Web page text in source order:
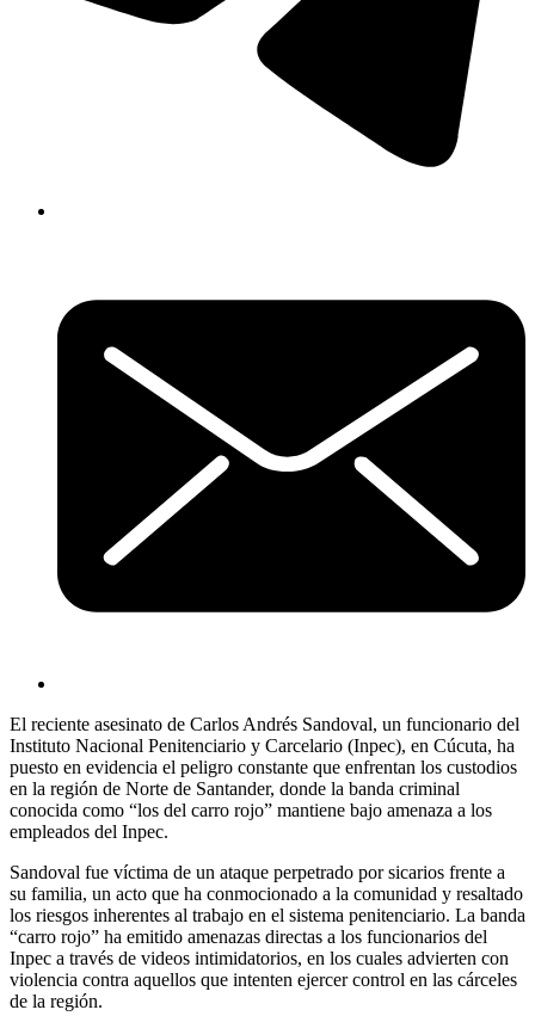
El reciente asesinato de Carlos Andrés Sandoval, un funcionario del
Instituto Nacional Penitenciario y Carcelario (Inpec), en Cúcuta, ha
puesto en evidencia el peligro constante que enfrentan los custodios
en la región de Norte de Santander, donde la banda criminal
conocida como “los del carro rojo” mantiene bajo amenaza a los
empleados del Inpec.
Sandoval fue víctima de un ataque perpetrado por sicarios frente a
su familia, un acto que ha conmocionado a la comunidad y resaltado
los riesgos inherentes al trabajo en el sistema penitenciario. La banda
“carro rojo” ha emitido amenazas directas a los funcionarios del
Inpec a través de videos intimidatorios, en los cuales advierten con
violencia contra aquellos que intenten ejercer control en las cárceles
de la región.